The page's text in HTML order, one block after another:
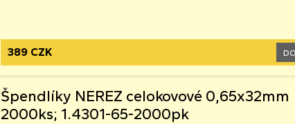
389 CZK
Špendlíky NEREZ celokovové 0,65x32mm
2000ks; 1.4301-65-2000pk